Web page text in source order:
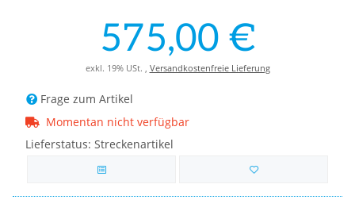
575,00 €
exkl. 19% USt. , Versandkostenfreie Lieferung
Frage zum Artikel
Momentan nicht verfügbar
Lieferstatus: Streckenartikel